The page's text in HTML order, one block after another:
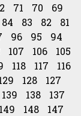
69
70
71
81
82
83
84
94
95
96
105
106
107
116
117
118
127
128
137
138
139
147
148
149